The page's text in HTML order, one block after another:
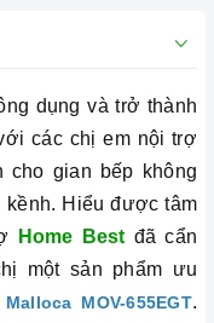
dụng và trở thành
các chị em nội trợ
cho gian bếp không
kềnh. Hiểu được tâm
Home Best đã cẩn
một sản phẩm ưu
MOV-655EGT.